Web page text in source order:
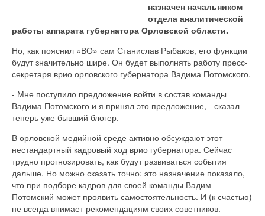
назначен начальником
отдела аналитической
работы аппарата губернатора Орловской области.
Но, как пояснил «ВО» сам Станислав Рыбаков, его функции
будут значительно шире. Он будет выполнять работу пресс-
секретаря врио орловского губернатора Вадима Потомского.
- Мне поступило предложение войти в состав команды
Вадима Потомского и я принял это предложение, - сказал
теперь уже бывший блогер.
В орловской медийной среде активно обсуждают этот
нестандартный кадровый ход врио губернатора. Сейчас
трудно прогнозировать, как будут развиваться события
дальше. Но можно сказать точно: это назначение показало,
что при подборе кадров для своей команды Вадим
Потомский может проявить самостоятельность. И (к счастью)
не всегда внимает рекомендациям своих советников.